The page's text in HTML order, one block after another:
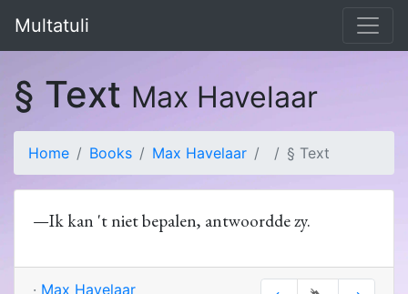
Multatuli
§ Text Max Havelaar
Home Books Max Havelaar § Text
—Ik kan 't niet bepalen, antwoordde zy.
· Max Havelaar